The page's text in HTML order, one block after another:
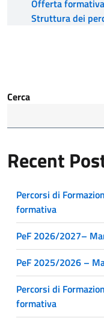
Offerta formativa
Struttura dei
Cerca
Recent
Percorsi di
formativa
PeF 2026/2027–
PeF 2025/2026 –
Percorsi di
formativa